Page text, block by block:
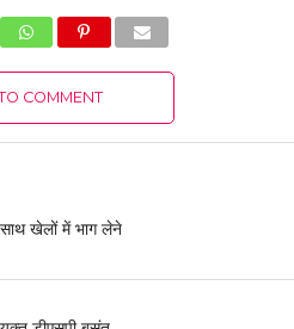
COMMENT
तस्करी करने के
यादव से प्रवर्तन